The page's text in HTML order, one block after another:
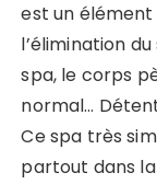
est un
l’élimination
spa, le corps
normal…
Ce spa très
partout dans